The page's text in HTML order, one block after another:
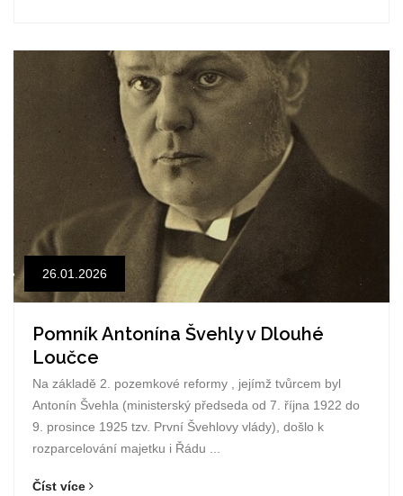
26.01.2026
Pomník Antonína Švehly v Dlouhé
Loučce
Na základě 2. pozemkové reformy , jejímž tvůrcem byl
Antonín Švehla (ministerský předseda od 7. října 1922 do
9. prosince 1925 tzv. První Švehlovy vlády), došlo k
rozparcelování majetku i Řádu ...
Číst více